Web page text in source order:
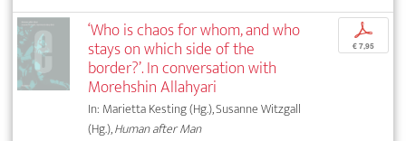
‘Who is chaos for whom, and who
stays on which side of the
border?’. In conversation with
Morehshin Allahyari
In: Marietta Kesting (Hg.), Susanne Witzgall
(Hg.),Human after Man
p
€ 7,95